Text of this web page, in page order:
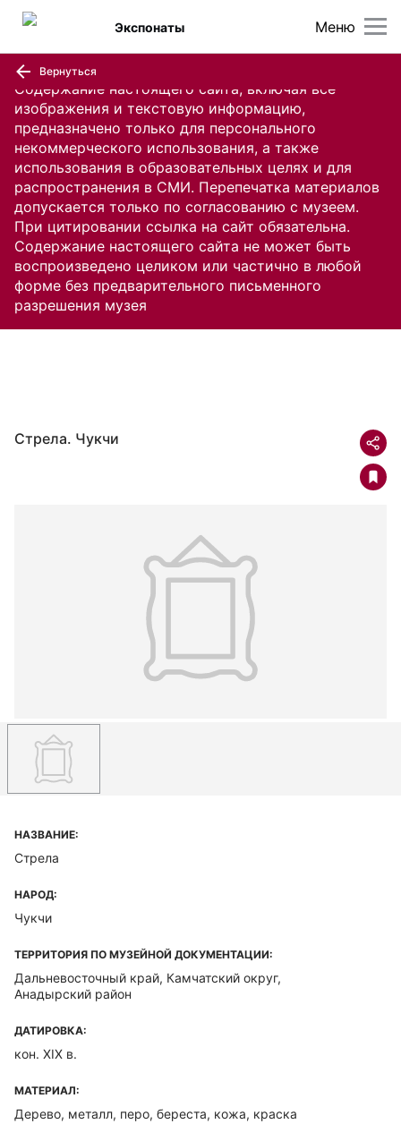
Содержание настоящего сайта, включая все
изображения и текстовую информацию,
предназначено только для персонального
некоммерческого использования, а также
использования в образовательных целях и для
распространения в СМИ. Перепечатка материалов
допускается только по согласованию с музеем.
При цитировании ссылка на сайт обязательна.
Содержание настоящего сайта не может быть
воспроизведено целиком или частично в любой
форме без предварительного письменного
разрешения музея
Меню
Экспонаты
Вернуться
Стрела. Чукчи
НАЗВАНИЕ:
Стрела
НАРОД:
Чукчи
ТЕРРИТОРИЯ ПО МУЗЕЙНОЙ ДОКУМЕНТАЦИИ:
Дальневосточный край, Камчатский округ,
Анадырский район
ДАТИРОВКА:
кон. XIX в.
МАТЕРИАЛ:
Дерево, металл, перо, береста, кожа, краска